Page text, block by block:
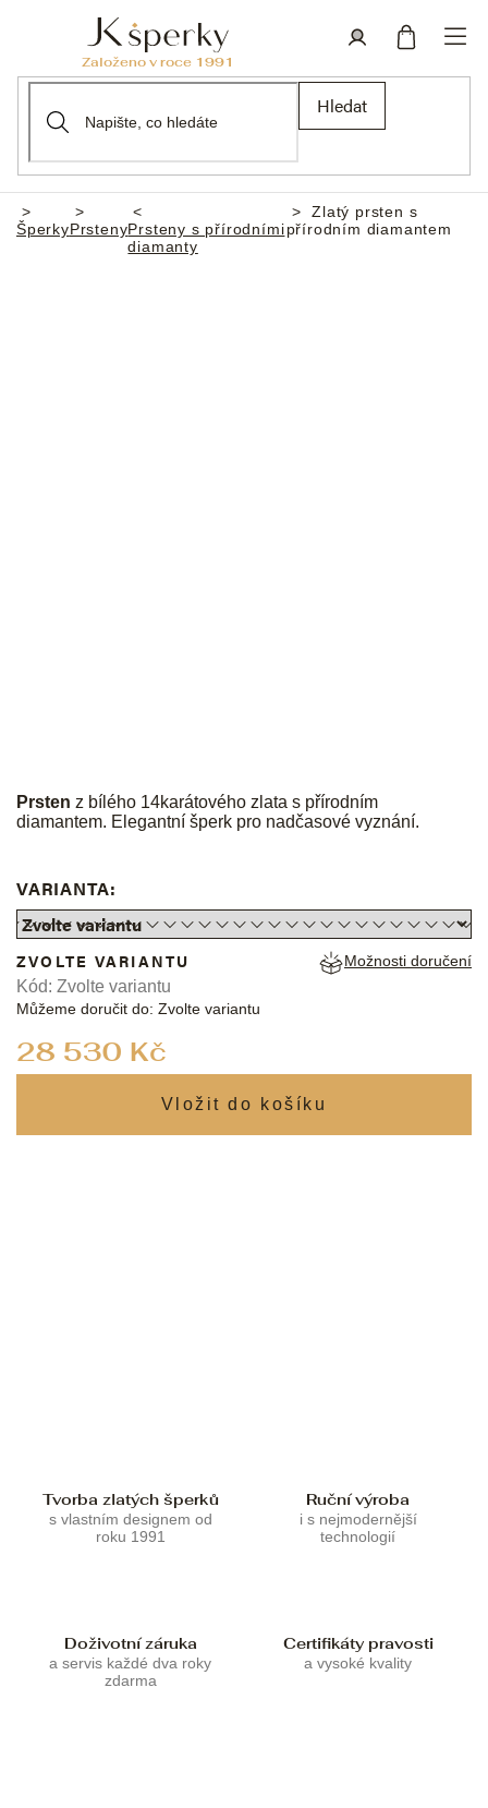
Hledat
Domů
ŠperkyPrstenyPrsteny s přírodními
diamanty
Zlatý prsten s
přírodním diamantem
Prsten z bílého 14karátového zlata s přírodním
diamantem. Elegantní šperk pro nadčasové vyznání.
VARIANTA:
28 530 Kč
ZVOLTE VARIANTU
Můžeme doručit do: Zvolte variantu
Možnosti doručení
Kód: Zvolte variantu
Tvorba zlatých šperků
s vlastním designem od
roku 1991
Ruční výroba
i s nejmodernější
technologií
Doživotní záruka
a servis každé dva roky
zdarma
Certifikáty pravosti
a vysoké kvality